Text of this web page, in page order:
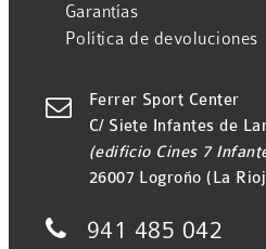
Garantías
Política de devoluciones

Ferrer Sport Center
C/ Siete Infantes de
(edificio Cines 7
26007 Logroño (La
 941 485 042